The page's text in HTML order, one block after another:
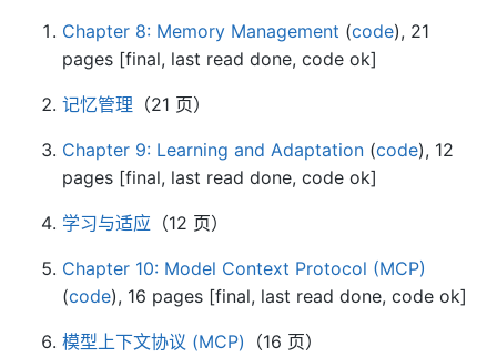
Chapter 8: Memory Management (code), 21
pages [final, last read done, code ok]
记忆管理 （21 页）
Chapter 9: Learning and Adaptation (code), 12
pages [final, last read done, code ok]
学习与适应 （12 页）
Chapter 10: Model Context Protocol (MCP)
(code), 16 pages [final, last read done, code ok]
模型上下文协议 (MCP) （16 页）